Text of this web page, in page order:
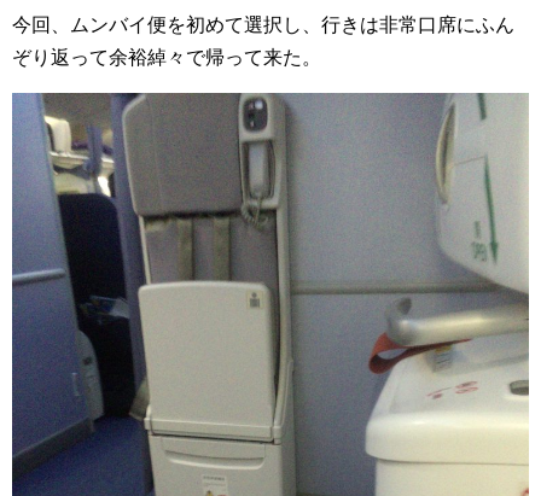
今回、ムンバイ便を初めて選択し、行きは非常口席にふん
ぞり返って余裕綽々で帰って来た。